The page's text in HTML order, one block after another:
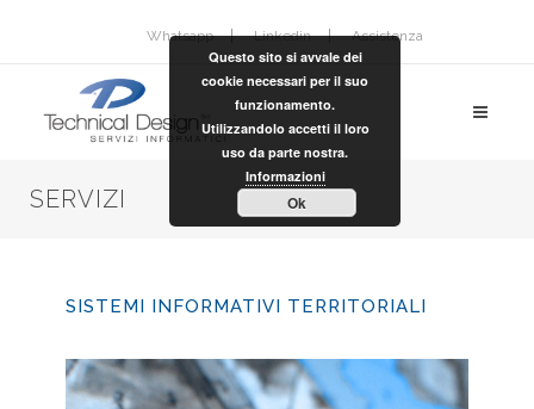
Whatsapp Linkedin Assistenza
SERVIZI
SISTEMI INFORMATIVI TERRITORIALI
Questo sito si avvale dei
cookie necessari per il suo
funzionamento.
Utilizzandolo accetti il loro
uso da parte nostra.
Informazioni
Ok